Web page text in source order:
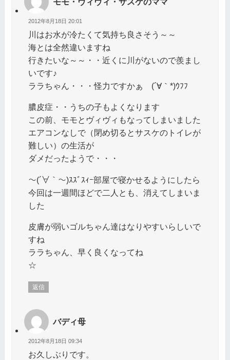
2012年8月18日 20:01
川はお水が冷たくて気持ち良さそう～～
海とは全然違いますね
行きたいな～～・・近くに川がないので羨まし
いです♪
ララちゃん・・・怪力ですかぁ (´∀｀*)ｳﾌﾌ
膿皮症・・うちの子もよくなります
この前、モモとヴィヴィもなってしまいました
エアコンなしで（閉め切るとサスケのトイレが
難しい）の生活が
ダメだったようで・・・
～(´∀｀～)ｽｽﾞｽｨｰ部屋で寝かせるようにしたら
今回は一週間ほどで二人とも、消えてしまいま
した
皮膚が弱いゴルちゃん達はなりやすいらしいで
すね
ララちゃん、早く良くなってね
☆
返信
バディ母
2012年8月18日 09:34
お久しぶりです。